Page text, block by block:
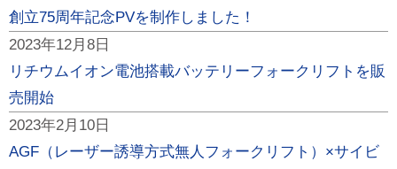
創立75周年記念PVを制作しました！
2023年12月8日
リチウムイオン電池搭載バッテリーフォークリフトを販
売開始
2023年2月10日
AGF（レーザー誘導方式無人フォークリフト）×サイビ